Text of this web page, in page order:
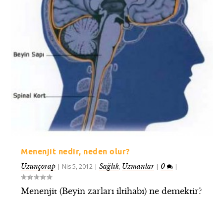
Menenjit nedir, neden olur?
Uzunçorap
Nis 5, 2012 |Sağlık, Uzmanlar| 0
Menenjit (Beyin zarları iltihabı) ne demektir?